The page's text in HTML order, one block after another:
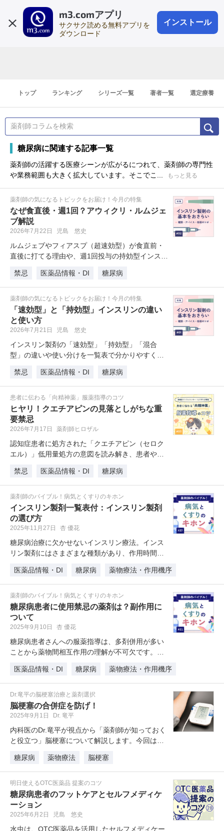
m3.comアプリ
サクサク読める無料アプリを
ダウンロード
インストール
会員登録
登録1分
トップ ランキング シリーズ一覧 著者一覧 選定療養
糖尿病に関連する記事一覧
薬剤師の活躍する医療シーンが広がるにつれて、薬剤師の専門性
や業務範囲も大きく拡大しています。そこでこ...
もっと見る
薬剤師の気になるトピックをお届け！今月の特集
なぜ食直後・週1回？アウィクリ・ルムジェ
ブ解説
2026年7月22日 児島 悠史
ルムジェブやフィアスプ（超速効型）が食直前・
直後に打てる理由や、週1回投与の持効型インスリ
禁忌
医薬品情報・DI 糖尿病
薬剤師の気になるトピックをお届け！今月の特集
「速効型」と「持効型」インスリンの違い
と使い方
2026年7月21日 児島 悠史
インスリン製剤の「速効型」「持効型」「混合
型」の違いや使い分けを一覧表で分かりやすく解
禁忌
医薬品情報・DI 糖尿病
患者に伝わる「向精神薬」服薬指導のコツ
ヒヤリ！クエチアピンの見落としがちな重
要禁忌
2026年7月17日 薬剤師ヒロザル
認知症患者に処方された「クエチアピン（セロク
エル）」低用量処方の意図を読み解き、患者や家
禁忌
医薬品情報・DI 糖尿病
薬剤師のバイブル！病気とくすりのキホン
インスリン製剤一覧表付：インスリン製剤
の選び方
2025年11月27日 杏 優花
糖尿病治療に欠かせないインスリン療法。インス
リン製剤にはさまざまな種類があり、作用時間や
医薬品情報・DI
糖尿病 薬物療法・作用機序
薬剤師のバイブル！病気とくすりのキホン
糖尿病患者に使用禁忌の薬剤は？副作用に
ついて
2025年9月10日 杏 優花
糖尿病患者さんへの服薬指導は、多剤併用が多い
ことから薬物間相互作用の理解が不可欠です。本
医薬品情報・DI
糖尿病 薬物療法・作用機序
Dr.竜平の脳梗塞治療と薬剤選択
脳梗塞の合併症を防げ！
2025年9月1日 Dr. 竜平
内科医のDr.竜平が視点から「薬剤師が知っておく
と役立つ」脳梗塞について解説します。今回は脳
糖尿病
薬物療法 脳梗塞
明日使えるOTC医薬品 提案のコツ
糖尿病患者のフットケアとセルフメディケ
ーション
2025年6月2日 児島 悠史
水虫は、OTC医薬品を活用したセルフメディケー